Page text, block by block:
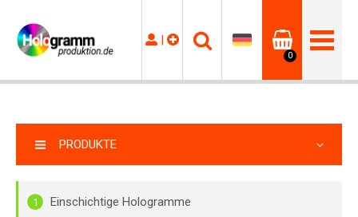
|
0
PRODUKTE
1 Einschichtige Hologramme